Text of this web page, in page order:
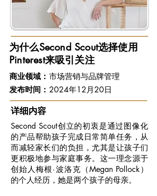
为什么Second Scout选择使用
Pinterest来吸引关注
商业领域： 市场营销与品牌管理
发布时间： 2024年12月20日
详细内容
Second Scout创立的初衷是通过图像化
的产品帮助孩子完成日常简单任务，从
而减轻家长们的负担，尤其是让孩子们
更积极地参与家庭事务。这一理念源于
创始人梅根·波洛克（Megan Pollock）
的个人经历，她是两个孩子的母亲。